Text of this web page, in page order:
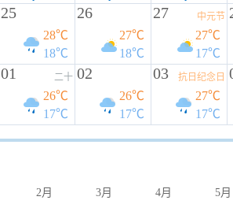
25
28℃
18℃
26
27℃
18℃
27 中元节
27℃
17℃
01 二十
26℃
17℃
02
26℃
17℃
03 抗日纪念日
27℃
17℃
2月 3月 4月 5月